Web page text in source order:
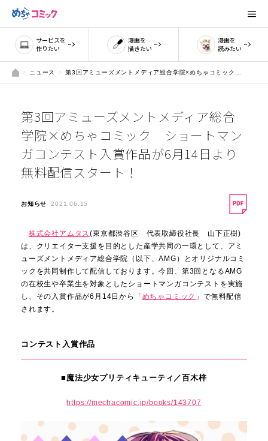
サービスを
作りたい
漫画を
描きたい
漫画を
読みたい
ニュース
第3回アミューズメントメディア総合
学院×めちゃコミック ショートマン
ガコンテスト入賞作品が6月14日より
無料配信スタート！
お知らせ 2021.06.15
株式会社アムタス(東京都渋谷区 代表取締役社長 山下正樹)
は、クリエイター支援を目的とした産学共同の一環として、アミ
ューズメントメディア総合学院（以下、AMG）とオリジナルコミ
ックを共同制作して配信しております。今回、第3回となるAMG
の在校生や卒業生を対象としたショートマンガコンテストを実施
し、その入賞作品が6月14日から「 めちゃコミック 」で無料配信
されます。
コンテスト入賞作品
■魔法少女プリティキューティ／百木梓
https://mechacomic.jp/books/143707